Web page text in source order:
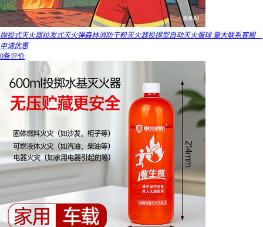
抛投式灭火器拉发式灭火弹森林消防干粉灭火器投掷型自动灭火蛋球 量大联系客服__
申请优惠
0条评价